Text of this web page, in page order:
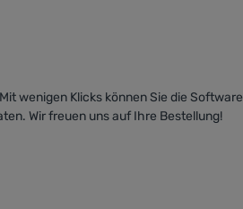
wenigen Klicks können Sie die Software
Wir freuen uns auf Ihre Bestellung!